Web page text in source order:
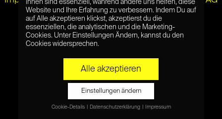
ihnen sind essenziell, während andere uns helfen, diese
Website und Ihre Erfahrung zu verbessern. Indem Du auf
auf Alle akzeptieren klickst, akzeptierst du die
essenziellen, die analytischen und die Marketing-
Cookies. Unter Einstellungen Ändern, kannst du den
Cookies widersprechen.
Alle akzeptieren
Einstellungen ändern
Cookie-Details Datenschutzerklärung Impressum